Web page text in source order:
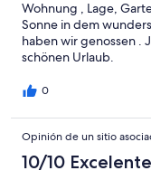
Wohnung , Lage,
Sonne in dem
haben wir genossen .
schönen Urlaub.
0
Opinión de un sitio
10/10 Excelente